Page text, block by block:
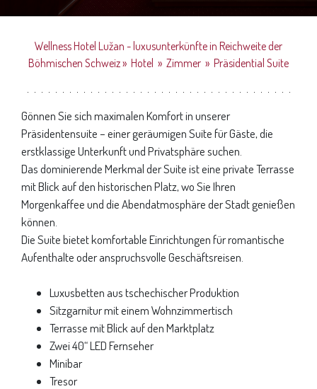
Wellness Hotel Lužan - luxusunterkünfte in Reichweite der
Böhmischen Schweiz» Hotel » Zimmer » Präsidential Suite
Gönnen Sie sich maximalen Komfort in unserer
Präsidentensuite – einer geräumigen Suite für Gäste, die
erstklassige Unterkunft und Privatsphäre suchen.
Das dominierende Merkmal der Suite ist eine private Terrasse
mit Blick auf den historischen Platz, wo Sie Ihren
Morgenkaffee und die Abendatmosphäre der Stadt genießen
können.
Die Suite bietet komfortable Einrichtungen für romantische
Aufenthalte oder anspruchsvolle Geschäftsreisen.
Luxusbetten aus tschechischer Produktion
Sitzgarnitur mit einem Wohnzimmertisch
Terrasse mit Blick auf den Marktplatz
Zwei 40“ LED Fernseher
Minibar
Tresor